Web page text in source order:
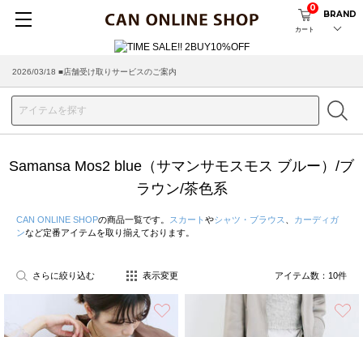
カート
0
BRAND
2026/03/18 ■店舗受け取りサービスのご案内
Samansa Mos2 blue（サマンサモスモス ブルー）/ブ
ラウン/茶色系
CAN ONLINE SHOPの商品一覧です。 スカート やシャツ・ブラウス
カーディガ
ンなど定番アイテムを取り揃えております。
さらに絞り込む 表示変更 アイテム数： 10件